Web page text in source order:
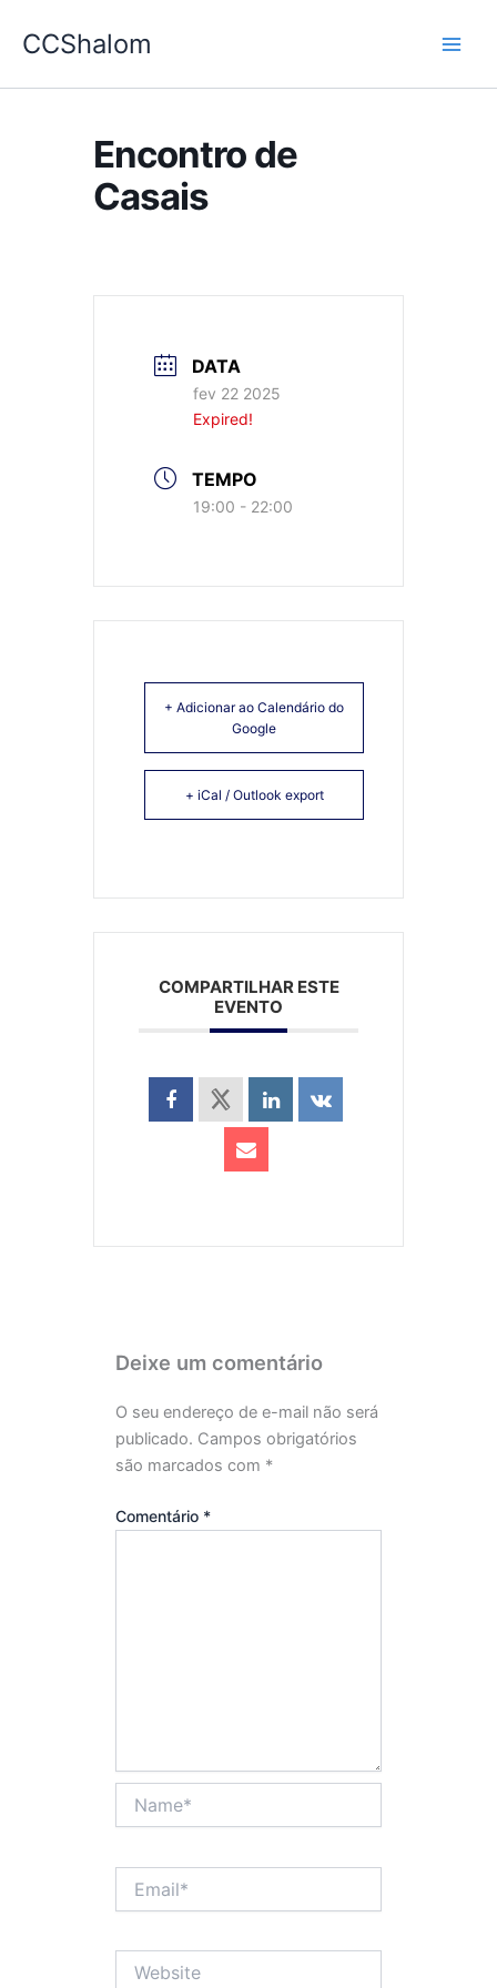
para
conteúdo
CCShalom
Encontro de
Casais
DATA
fev 22 2025
Expired!
TEMPO
19:00 - 22:00
+ Adicionar ao Calendário do
Google
+ iCal / Outlook export
COMPARTILHAR ESTE
EVENTO
Deixe um comentário
O seu endereço de e-mail não será
publicado. Campos obrigatórios
são marcados com *
Comentário *